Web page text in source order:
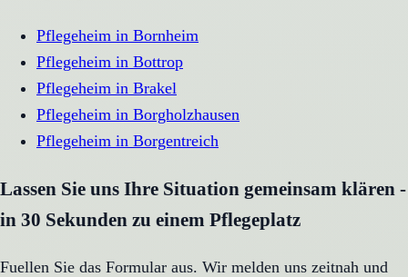
Pflegeheim in Bornheim
Pflegeheim in Bottrop
Pflegeheim in Brakel
Pflegeheim in Borgholzhausen
Pflegeheim in Borgentreich
Lassen Sie uns Ihre Situation gemeinsam klären -
in 30 Sekunden zu einem Pflegeplatz
Fuellen Sie das Formular aus. Wir melden uns zeitnah und